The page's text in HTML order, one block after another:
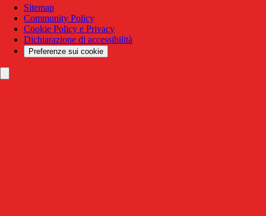
Sitemap
Community Policy
Cookie Policy e Privacy
Dichiarazione di accessibilità
Preferenze sui cookie